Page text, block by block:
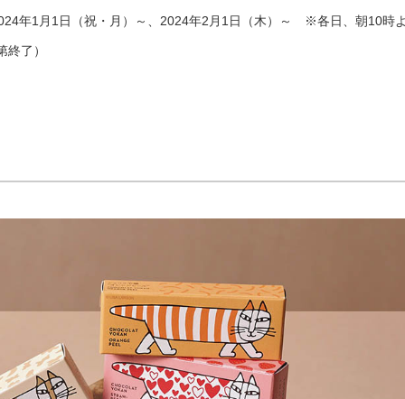
年1月1日（祝・月）～、2024年2月1日（木）～ ※各日、朝10時
了）